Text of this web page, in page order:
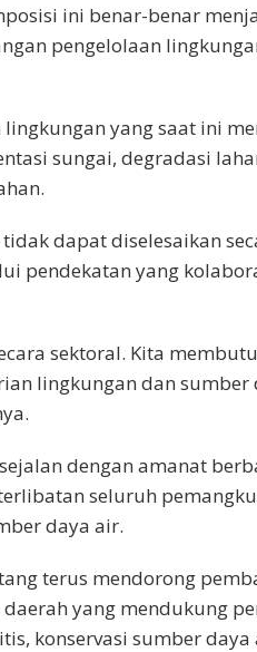
ini benar-benar
pengelolaan
yang saat ini
sungai, degradasi
dapat diselesaikan
pendekatan yang
sektoral. Kita
lingkungan dan
dengan amanat
seluruh
daya air.
terus mendorong
yang mendukung
konservasi sumber daya